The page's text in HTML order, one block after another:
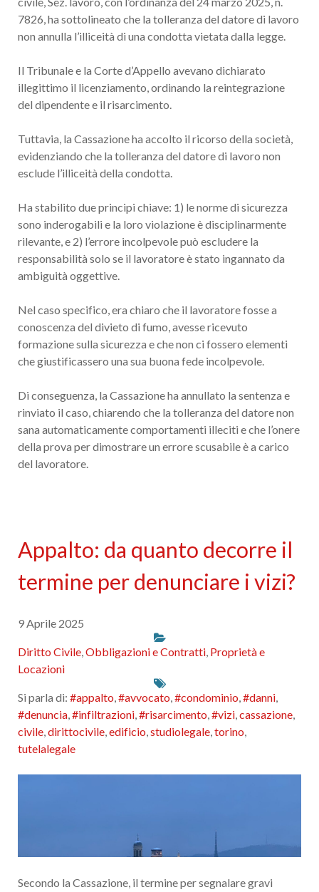
7826, ha sottolineato che la tolleranza del datore di lavoro
non annulla l’illiceità di una condotta vietata dalla legge.
Il Tribunale e la Corte d’Appello avevano dichiarato
illegittimo il licenziamento, ordinando la reintegrazione
del dipendente e il risarcimento.
Tuttavia, la Cassazione ha accolto il ricorso della società,
evidenziando che la tolleranza del datore di lavoro non
esclude l’illiceità della condotta.
Ha stabilito due principi chiave: 1) le norme di sicurezza
sono inderogabili e la loro violazione è disciplinarmente
rilevante, e 2) l’errore incolpevole può escludere la
responsabilità solo se il lavoratore è stato ingannato da
ambiguità oggettive.
Nel caso specifico, era chiaro che il lavoratore fosse a
conoscenza del divieto di fumo, avesse ricevuto
formazione sulla sicurezza e che non ci fossero elementi
che giustificassero una sua buona fede incolpevole.
Di conseguenza, la Cassazione ha annullato la sentenza e
rinviato il caso, chiarendo che la tolleranza del datore non
sana automaticamente comportamenti illeciti e che l’onere
della prova per dimostrare un errore scusabile è a carico
del lavoratore.
Appalto: da quanto decorre il
termine per denunciare i vizi?
9 Aprile 2025
Diritto Civile,Obbligazioni e Contratti, Proprietà e
Locazioni
Si parla di: #appalto,#avvocato,#condominio,#danni,
#denuncia,#infiltrazioni,#risarcimento,#vizi,cassazione,
civile,dirittocivile,edificio,studiolegale,torino,
tutelalegale
Secondo la Cassazione, il termine per segnalare gravi